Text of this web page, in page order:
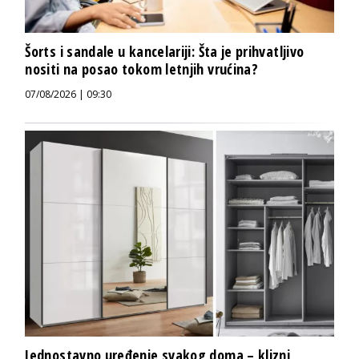
Šorts i sandale u kancelariji: Šta je prihvatljivo
nositi na posao tokom letnjih vrućina?
07/08/2026 | 09:30
Jednostavno uređenje svakog doma – klizni